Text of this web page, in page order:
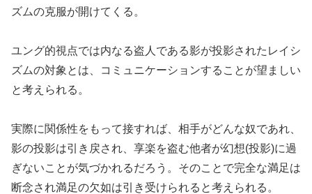
ズムの克服が開けてくる。
ユング的視点では内なる盗人である影が投影されたレイシ
ズムの対象とは、コミュニケーションすることが望ましい
と考えられる。
実際に関係性をもって接すれば、相手がどんな奴であれ、
影の投影は引き戻され、享楽を盗む他者が幻想(投影)に過
ぎないことが気づかれるだろう。そのことで完全な満足は
断念され満足の欠如は引き受けられると考えられる。